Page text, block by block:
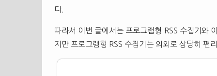
다.
따라서 이번 글에서는 프로그램형 RSS 수집기와
지만 프로그램형 RSS 수집기는 의외로 상당히 편